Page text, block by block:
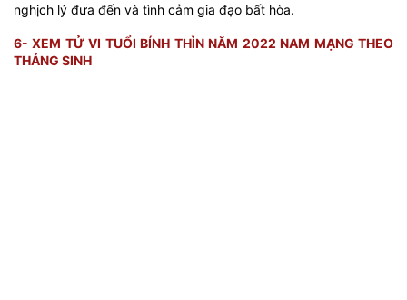
nghịch lý đưa đến và tình cảm gia đạo bất hòa.
6- XEM TỬ VI TUỔI BÍNH THÌN NĂM 2022 NAM MẠNG THEO
THÁNG SINH